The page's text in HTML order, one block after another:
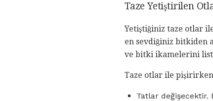
Taze Yetiştirilen
Yetiştiğiniz taze otlar
en sevdiğiniz bitkiden
ve bitki ikamelerini
Taze otlar ile
Tatlar değişecektir.